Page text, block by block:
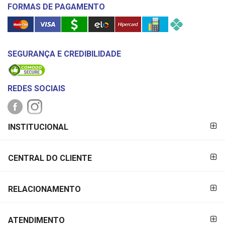
FORMAS DE PAGAMENTO
SEGURANÇA E CREDIBILIDADE
REDES SOCIAIS
PAGAMENTO
INSTITUCIONAL
CENTRAL DO CLIENTE
RELACIONAMENTO
ATENDIMENTO